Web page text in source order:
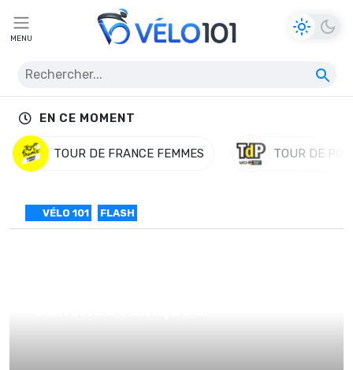
MENU
EN CE MOMENT
TOUR DE FRANCE FEMMES TOUR DE
VÉLO 101 FLASH